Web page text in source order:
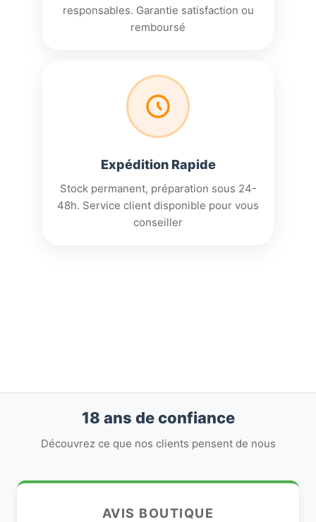
responsables. Garantie satisfaction ou
remboursé
Expédition Rapide
Stock permanent, préparation sous 24-
48h. Service client disponible pour vous
conseiller
18 ans de confiance
Découvrez ce que nos clients pensent de nous
AVIS BOUTIQUE